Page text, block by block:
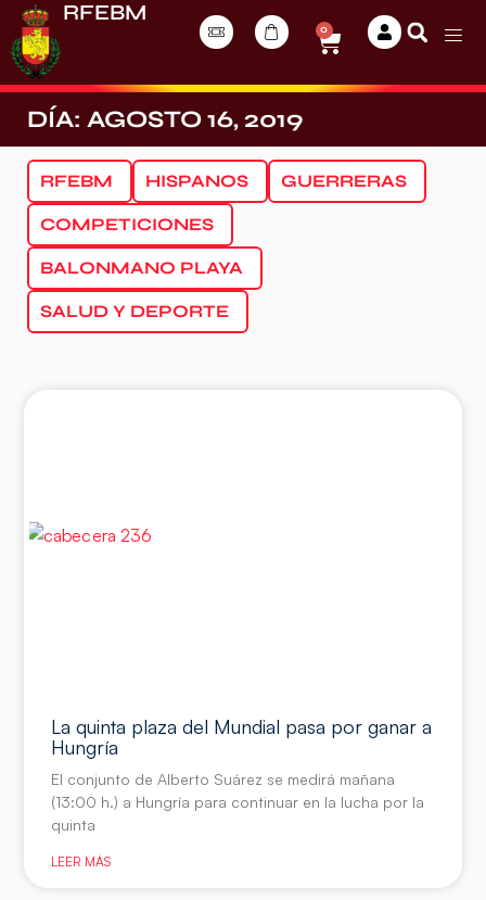
RFEBM
0
DÍA: AGOSTO 16, 2019
RFEBM HISPANOS GUERRERAS
COMPETICIONES
BALONMANO PLAYA
SALUD Y DEPORTE
La quinta plaza del Mundial pasa por ganar a
Hungría
El conjunto de Alberto Suárez se medirá mañana
(13:00 h.) a Hungría para continuar en la lucha por la
quinta
LEER MÁS